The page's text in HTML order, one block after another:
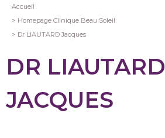
Fil
d'Ariane
Accueil
Homepage Clinique Beau Soleil
Dr LIAUTARD Jacques
DR LIAUTARD
JACQUES